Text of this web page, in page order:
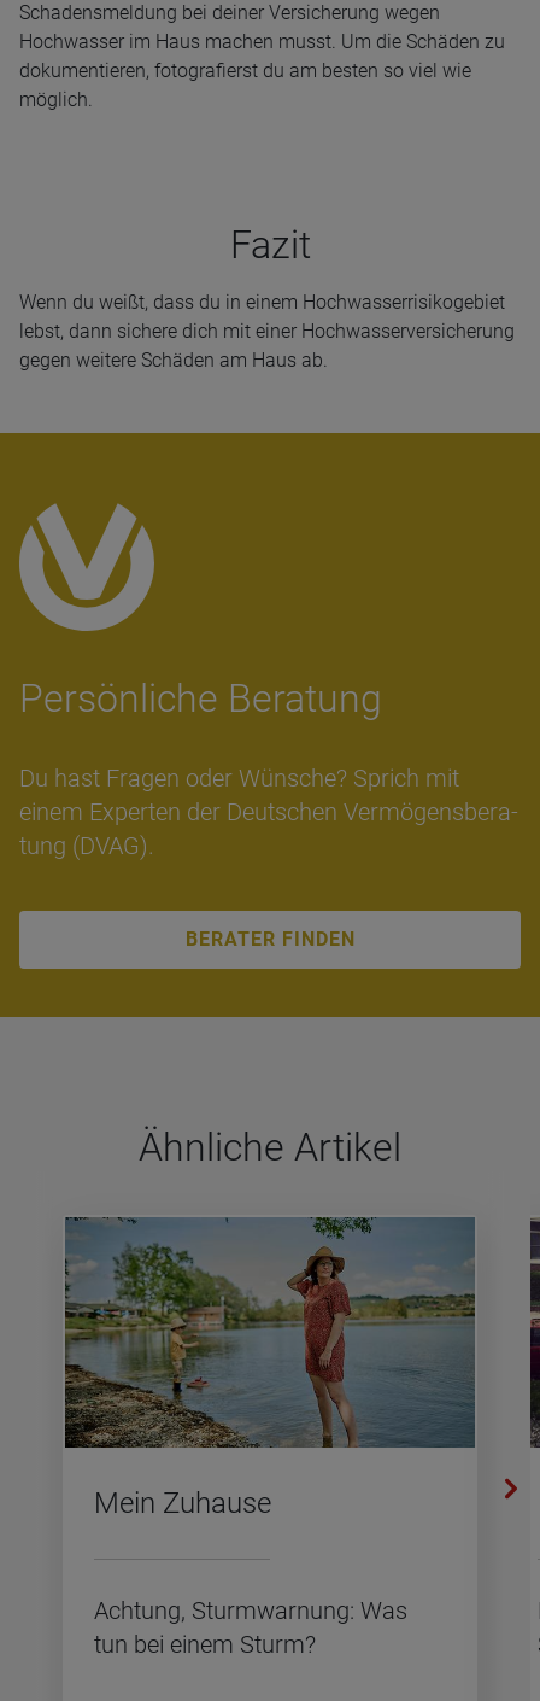
Schadensmeldung bei deiner Versicherung wegen
Hochwasser im Haus machen musst. Um die Schäden zu
dokumentieren, fotografierst du am besten so viel wie
möglich.
Fazit
Wenn du weißt, dass du in einem Hochwasserrisikogebiet
lebst, dann sichere dich mit einer Hochwasserversicherung
gegen weitere Schäden am Haus ab.
Per­sön­li­che Bera­tung
Du hast Fra­gen oder Wün­sche? Sprich mit
einem Ex­per­ten der Deut­schen Ver­mö­gens­be­ra­
tung (DVAG).
BERATER FINDEN
Ähn­li­che Arti­kel
Mein Zu­hau­se
Ach­tung, Sturm­war­nung: Was
tun bei einem Sturm?